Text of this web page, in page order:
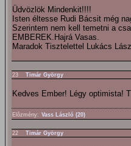
Üdvözlök Mindenkit!!!!
Isten éltesse Rudi Bácsit még
Szerintem nem kell temetni a
EMBEREK.Hajrá Vasas.
Maradok Tisztelettel Lukács
23 Timár György
Kedves Ember! Légy optimista!
Elôzmény: Vass László (20)
22 Timár György